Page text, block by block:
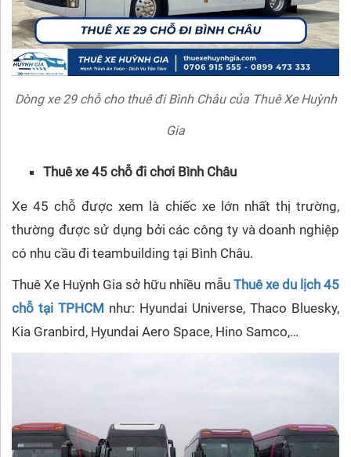
Dòng xe 29 chỗ cho thuê đi Bình Châu của Thuê Xe Huỳnh
Gia
Thuê xe 45 chỗ đi chơi Bình Châu
Xe 45 chỗ được xem là chiếc xe lớn nhất thị trường,
thường được sử dụng bởi các công ty và doanh nghiệp
có nhu cầu đi teambuilding tại Bình Châu.
Thuê Xe Huỳnh Gia sở hữu nhiều mẫu Thuê xe du lịch 45
chỗ tại TPHCM như: Hyundai Universe, Thaco Bluesky,
Kia Granbird, Hyundai Aero Space, Hino Samco,…